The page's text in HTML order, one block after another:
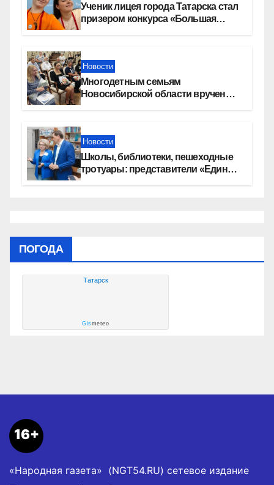
Ученик лицея города Татарска стал
призером конкурса «Большая
Новости
Многодетным семьям
Новосибирской области вручены
Новости
Школы, библиотеки, пешеходные
тротуары: представители «Единой
ПОГОДА
Татарск
Gismeteo
16+
«Народная газета» (NGT54.RU) сетевое издание